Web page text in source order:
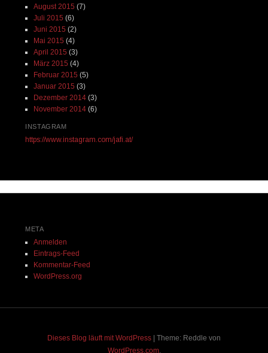
August 2015 (7)
Juli 2015 (6)
Juni 2015 (2)
Mai 2015 (4)
April 2015 (3)
März 2015 (4)
Februar 2015 (5)
Januar 2015 (3)
Dezember 2014(3)
November 2014(6)
INSTAGRAM
https://www.instagram.com/jafi.at/
META
Anmelden
Eintrags-Feed
Kommentar-Feed
WordPress.org
Dieses Blog läuft mit WordPress
Theme: Reddle von
WordPress.com.